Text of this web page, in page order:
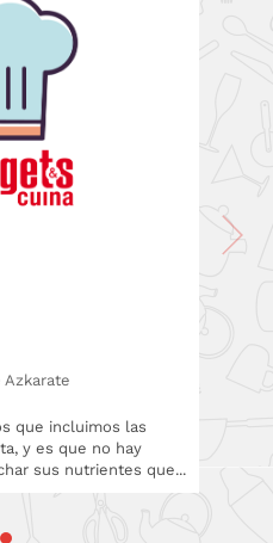
Azkarate
que incluimos las
y es que no hay
sus nutrientes que...